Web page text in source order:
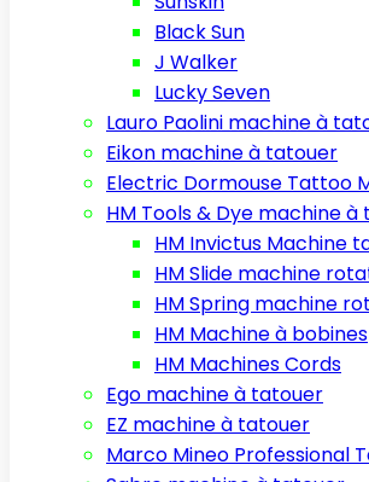
Black Sun
J Walker
Lucky Seven
Lauro Paolini machine à
Eikon machine à tatouer
Electric Dormouse Tattoo
HM Tools & Dye machine
HM Invictus Machine
HM Slide machine
HM Spring machine
HM Machine à bobines
HM Machines Cords
Ego machine à tatouer
EZ machine à tatouer
Marco Mineo Professional